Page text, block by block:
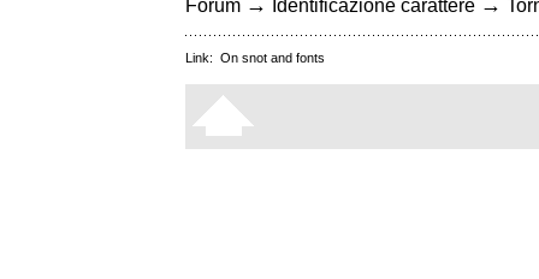
Forum → Identificazione carattere →
Link: On snot and fonts